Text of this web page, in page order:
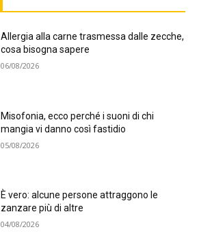
Allergia alla carne trasmessa dalle zecche,
cosa bisogna sapere
06/08/2026
Misofonia, ecco perché i suoni di chi
mangia vi danno così fastidio
05/08/2026
È vero: alcune persone attraggono le
zanzare più di altre
04/08/2026